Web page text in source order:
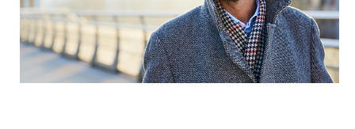
SUSCRÍBASE